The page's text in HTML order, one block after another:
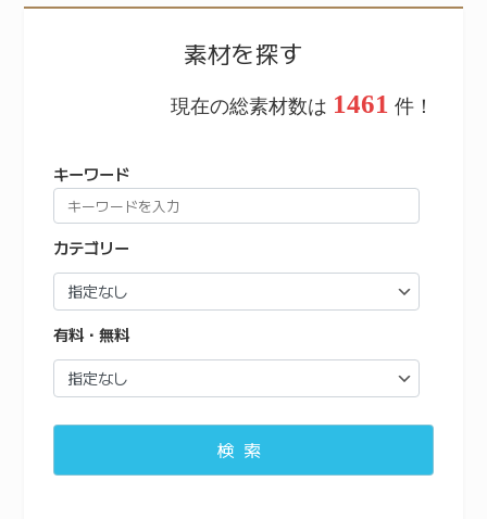
素材を探す
現在の総素材数は 1461 件！
キーワード
カテゴリー
有料・無料
検索